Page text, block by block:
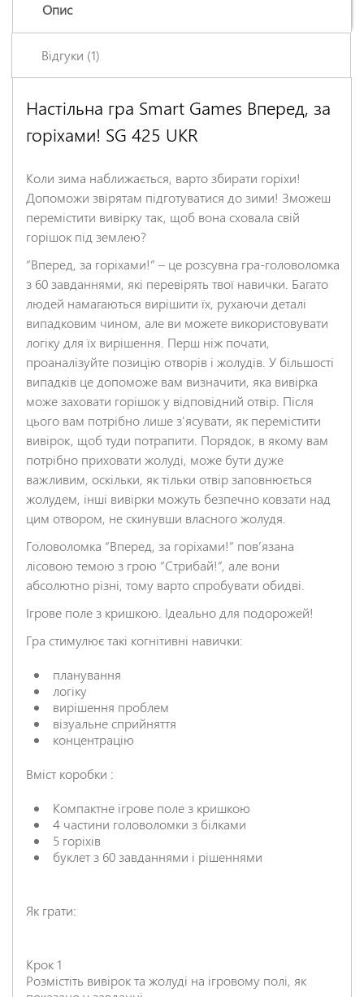
Опис
Відгуки (1)
Настільна гра Smart Games Вперед, за
горіхами! SG 425 UKR
Коли зима наближається, варто збирати горіхи!
Допоможи звірятам підготуватися до зими! Зможеш
перемістити вивірку так, щоб вона сховала свій
горішок під землею?
“Вперед, за горіхами!” – це розсувна гра-головоломка
з 60 завданнями, які перевірять твої навички. Багато
людей намагаються вирішити їх, рухаючи деталі
випадковим чином, але ви можете використовувати
логіку для їх вирішення. Перш ніж почати,
проаналізуйте позицію отворів і жолудів. У більшості
випадків це допоможе вам визначити, яка вивірка
може заховати горішок у відповідний отвір. Після
цього вам потрібно лише з'ясувати, як перемістити
вивірок, щоб туди потрапити. Порядок, в якому вам
потрібно приховати жолуді, може бути дуже
важливим, оскільки, як тільки отвір заповнюється
жолудем, інші вивірки можуть безпечно ковзати над
цим отвором, не скинувши власного жолудя.
Головоломка “Вперед, за горіхами!” пов’язана
лісовою темою з грою “Стрибай!”, але вони
абсолютно різні, тому варто спробувати обидві.
Ігрове поле з кришкою. Ідеально для подорожей!
Гра стимулює такі когнітивні навички:
планування
логіку
вирішення проблем
візуальне сприйняття
концентрацію
Вміст коробки :
Компактне ігрове поле з кришкою
4 частини головоломки з білками
5 горіхів
буклет з 60 завданнями і рішеннями
Як грати:
Крок 1
Розмістіть вивірок та жолуді на ігровому полі, як
Все получила, спасибо за заказ. Отправили день в день, на
следующий день уже забрала на новой почте. Упаковано все
супер
*
Ім'я
*
Заголовок відгуку
*
Відгук
НАДІСЛАТИ ВІДГУК